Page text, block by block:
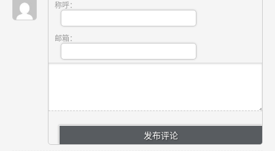
称呼：
邮箱：